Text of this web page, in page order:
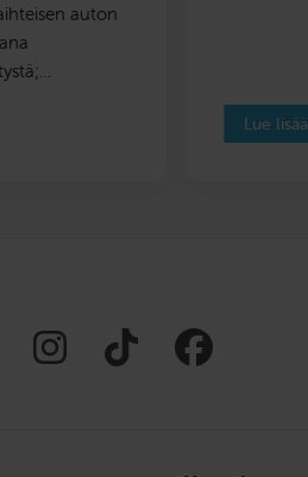
auton
Lue lisää